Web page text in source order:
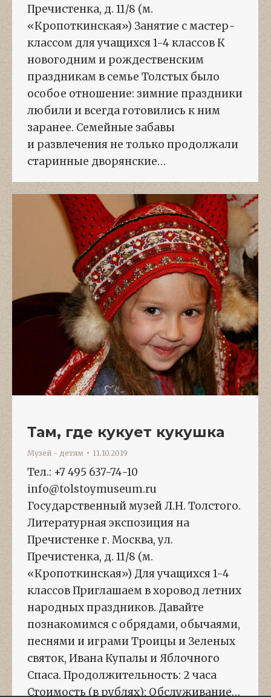
Пречистенка, д. 11/8 (м.
«Кропоткинская») Занятие с мастер-
классом для учащихся 1-4 классов К
новогодним и рождественским
праздникам в семье Толстых было
особое отношение: зимние праздники
любили и всегда готовились к ним
заранее. Семейные забавы
и развлечения не только продолжали
старинные дворянские…
Там, где кукует кукушка
Музей - детям 11.10.2019
Тел.: +7 495 637-74-10
info@tolstoymuseum.ru
Государственный музей Л.Н. Толстого.
Литературная экспозиция на
Пречистенке г. Москва, ул.
Пречистенка, д. 11/8 (м.
«Кропоткинская») Для учащихся 1-4
классов Приглашаем в хоровод летних
народных праздников. Давайте
познакомимся с обрядами, обычаями,
песнями и играми Троицы и Зеленых
святок, Ивана Купалы и Яблочного
Спаса. Продолжительность: 2 часа
Стоимость (в рублях): Обслуживание…